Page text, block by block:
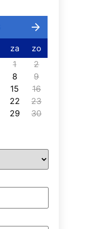
za
zo
1
2
8
9
15
16
22
23
29
30